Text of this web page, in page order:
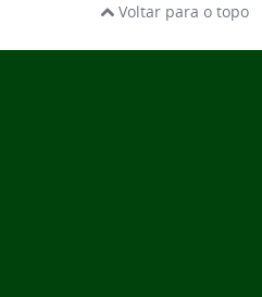
Voltar para o topo